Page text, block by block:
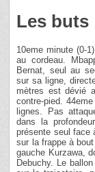
Les buts
10eme minute (0-
au cordeau.
Bernat, seul au
sur sa ligne,
mètres est dévié
contre-pied.
lignes. Pas
dans la
présente seul face
sur la frappe à
gauche Kurzawa,
Debuchy. Le